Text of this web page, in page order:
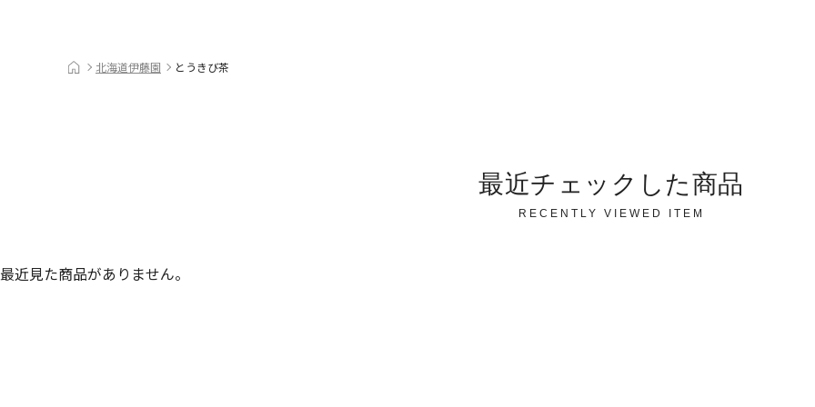
北海道伊藤園 とうきび茶
最近チェックした商品
RECENTLY VIEWED ITEM
最近見た商品がありません。